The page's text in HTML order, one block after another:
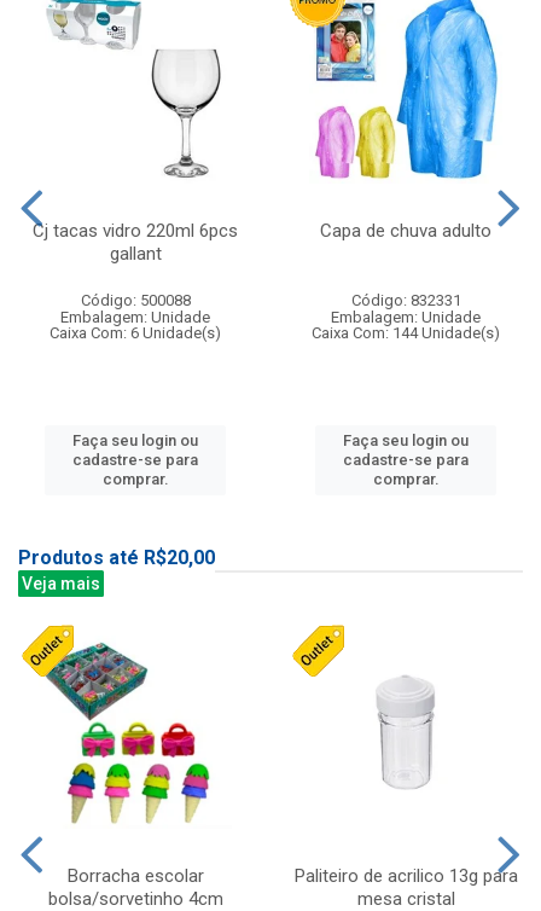
Cj tacas vidro 220ml 6pcs
gallant
Código: 500088
Embalagem: Unidade
Caixa Com: 6 Unidade(s)
Faça seu login ou
cadastre-se para
comprar.
Capa de chuva adulto
Código: 832331
Embalagem: Unidade
Caixa Com: 144 Unidade(s)
Faça seu login ou
cadastre-se para
comprar.
Produtos até R$20,00
Veja mais
Borracha escolar
bolsa/sorvetinho 4cm
Paliteiro de acrilico 13g para
mesa cristal